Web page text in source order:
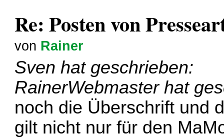
Re: Posten von
von Rainer
Sven hat geschrieben:
RainerWebmaster hat
noch die Überschrift und
gilt nicht nur für den